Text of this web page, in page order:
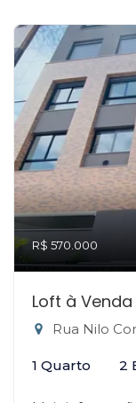
R$ 570.000
Loft à Venda
Rua Nilo
1 Quarto 2